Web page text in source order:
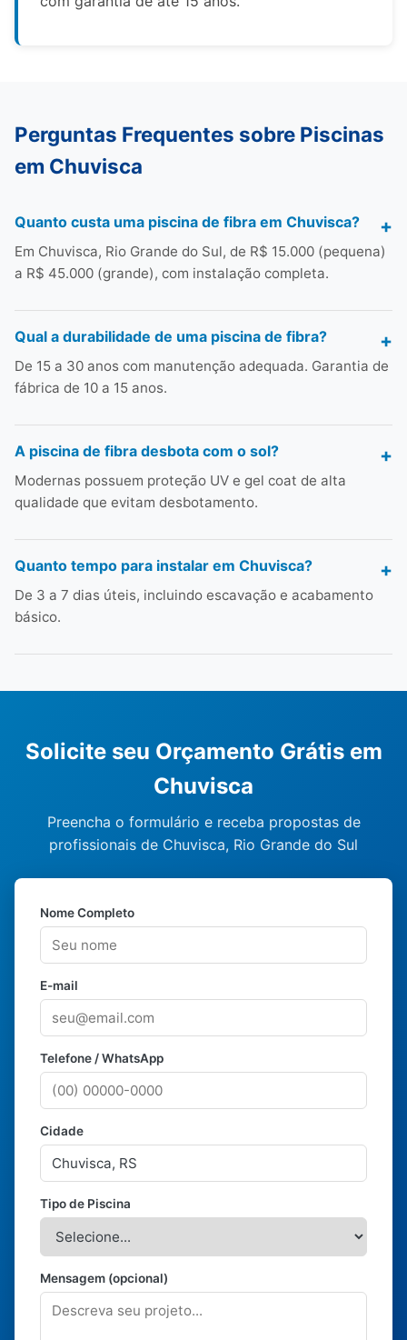
Perguntas Frequentes sobre Piscinas
em Chuvisca
Quanto custa uma piscina de fibra em Chuvisca?
Em Chuvisca, Rio Grande do Sul, de R$ 15.000 (pequena)
a R$ 45.000 (grande), com instalação completa.
Qual a durabilidade de uma piscina de fibra?
De 15 a 30 anos com manutenção adequada. Garantia de
fábrica de 10 a 15 anos.
A piscina de fibra desbota com o sol?
Modernas possuem proteção UV e gel coat de alta
qualidade que evitam desbotamento.
Quanto tempo para instalar em Chuvisca?
De 3 a 7 dias úteis, incluindo escavação e acabamento
básico.
Solicite seu Orçamento Grátis em
Chuvisca
Preencha o formulário e receba propostas de
profissionais de Chuvisca, Rio Grande do Sul
Nome Completo
E-mail
Telefone / WhatsApp
Cidade
Tipo de Piscina
Mensagem (opcional)